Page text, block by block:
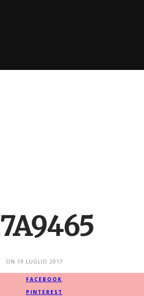
ON 19 LUGLIO 2017
FACEBOOK
PINTEREST